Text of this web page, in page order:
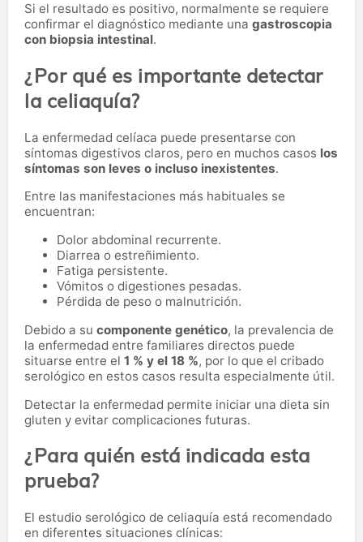
Si el resultado es positivo, normalmente se requiere
confirmar el diagnóstico mediante una gastroscopia
con biopsia intestinal.
¿Por qué es importante detectar
la celiaquía?
La enfermedad celíaca puede presentarse con
síntomas digestivos claros, pero en muchos casos los
síntomas son leves o incluso inexistentes.
Entre las manifestaciones más habituales se
encuentran:
Dolor abdominal recurrente.
Diarrea o estreñimiento.
Fatiga persistente.
Vómitos o digestiones pesadas.
Pérdida de peso o malnutrición.
Debido a su componente genético, la prevalencia de
la enfermedad entre familiares directos puede
situarse entre el 1 % y el 18 %, por lo que el cribado
serológico en estos casos resulta especialmente útil.
Detectar la enfermedad permite iniciar una dieta sin
gluten y evitar complicaciones futuras.
¿Para quién está indicada esta
prueba?
El estudio serológico de celiaquía está recomendado
en diferentes situaciones clínicas: